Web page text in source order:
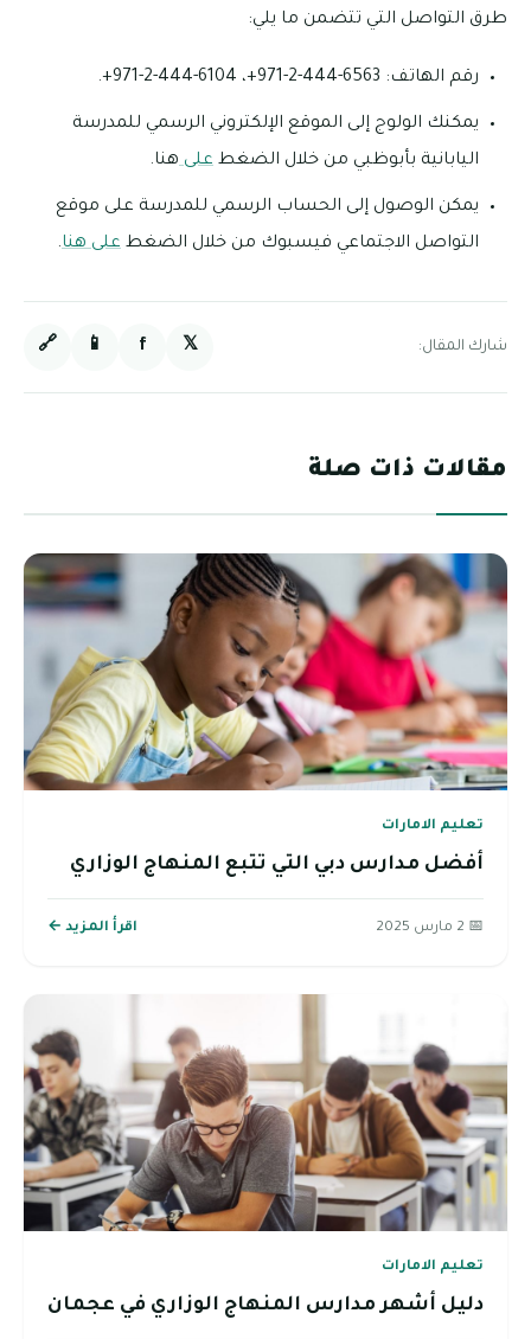
طرق التواصل التي تتضمن ما يلي:
رقم الهاتف: 6563-444-2-971+، 6104-444-2-971+.
يمكنك الولوج إلى الموقع الإلكتروني الرسمي للمدرسة
اليابانية بأبوظبي من خلال الضغط علىهنا.
يمكن الوصول إلى الحساب الرسمي للمدرسة على موقع
التواصل الاجتماعي فيسبوك من خلال الضغط على هنا.
شارك المقال: 𝕏
f
📱
🔗
مقالات ذات صلة
تعليم الامارات
أفضل مدارس دبي التي تتبع المنهاج الوزاري
📅 2 مارس 2025 اقرأ المزيد ←
تعليم الامارات
دليل أشهر مدارس المنهاج الوزاري في عجمان